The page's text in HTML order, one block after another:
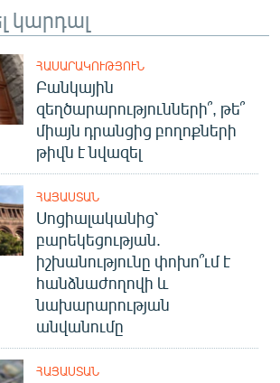
կարդալ
ՀԱՍԱՐԱԿՈՒԹՅՈՒՆ
Բանկային
զեղծարարությունների՞, թե՞
միայն դրանցից բողոքների
թիվն է նվազել
ՀԱՅԱՍՏԱՆ
Սոցիալականից՝
բարեկեցության.
իշխանությունը փոխո՞ւմ է
հանձնաժողովի և
նախարարության
անվանումը
ՀԱՅԱՍՏԱՆ